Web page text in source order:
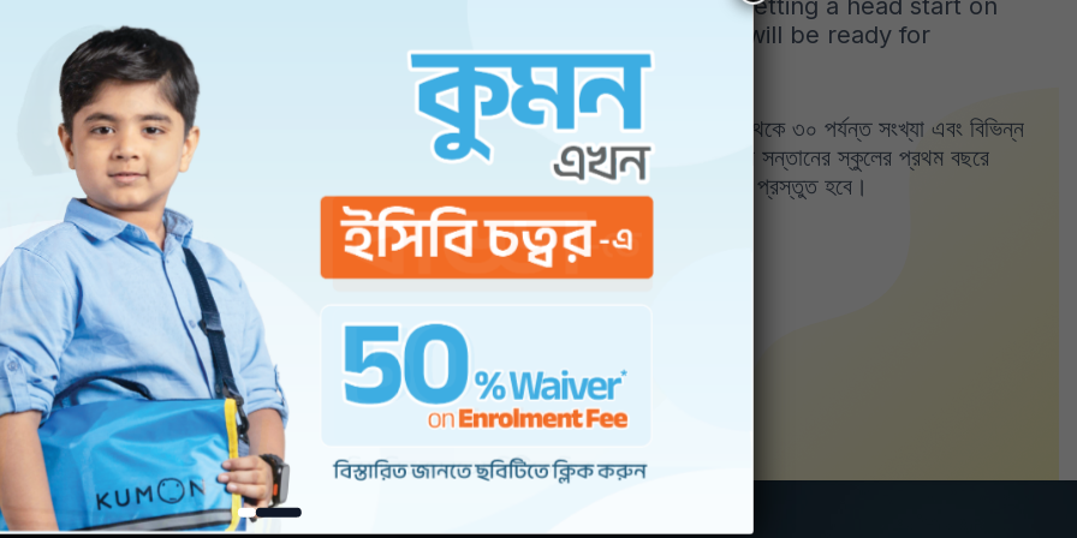
fun activities. With step-by-step exercises, your child will enjoy getting a head start on
year of school. By practicing these early math skills, your child will be ready for
success in kindergarten.
কিন্দারগার্টেনের জন্য প্রস্তুত হতে সাহায্য করে। মজার অ্যাকটিভিটি এর মাধ্যমে বইটি ১ থেকে ৩০ পর্যন্ত সংখ্যা এবং বিভিন্ন
। বইয়ের অ্যাকটিভিটি গুলো শেখাকে ধাপে ধাপে আরও উপভোগ্য করে তোলে যাতে করে আপনার সন্তানের স্কুলের প্রথম বছরে
আনন্দময়। এই প্রাথমিক গনিতের দক্ষতাগুলি চর্চা করে, আপনার সন্তান কিন্দারগার্টেনে ভালো করতে প্রস্তুত হবে।